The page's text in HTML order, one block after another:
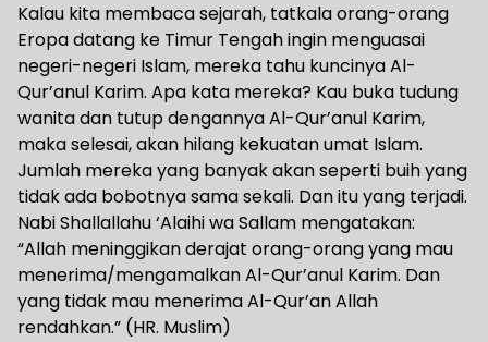
Kalau kita membaca sejarah, tatkala orang-orang
Eropa datang ke Timur Tengah ingin menguasai
negeri-negeri Islam, mereka tahu kuncinya Al-
Qur’anul Karim. Apa kata mereka? Kau buka tudung
wanita dan tutup dengannya Al-Qur’anul Karim,
maka selesai, akan hilang kekuatan umat Islam.
Jumlah mereka yang banyak akan seperti buih yang
tidak ada bobotnya sama sekali. Dan itu yang terjadi.
Nabi Shallallahu ‘Alaihi wa Sallam mengatakan:
“Allah meninggikan derajat orang-orang yang mau
menerima/mengamalkan Al-Qur’anul Karim. Dan
yang tidak mau menerima Al-Qur’an Allah
rendahkan.” (HR. Muslim)